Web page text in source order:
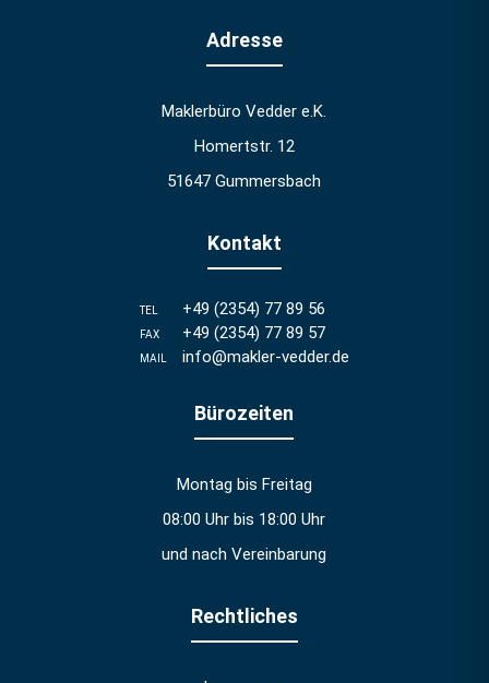
Adresse
Maklerbüro Vedder e.K.
Homertstr. 12
51647 Gummersbach
Kontakt
TEL +49 (2354) 77 89 56
FAX +49 (2354) 77 89 57
MAIL info@makler-vedder.de
Bürozeiten
Montag bis Freitag
08:00 Uhr bis 18:00 Uhr
und nach Vereinbarung
Rechtliches